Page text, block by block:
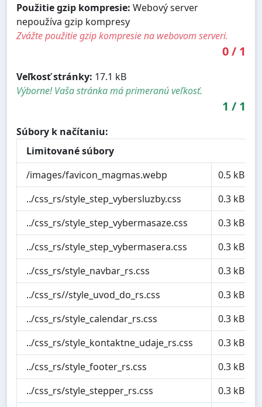
Použitie gzip kompresie: Webový server
nepoužíva gzip kompresy
Zvážte použitie gzip kompresie na webovom serveri.
0/ 1
Veľkosť stránky: 17.1 kB
Výborne! Vaša stránka má primeranú veľkosť.
1 / 1
Súbory k načítaniu:
Limitované súbory
/images/favicon_magmas.webp
0.5 kB
../css_rs/style_step_vybersluzby.css
0.3 kB
../css_rs/style_step_vybermasaze.css
0.3 kB
../css_rs/style_step_vybermasera.css
0.3 kB
../css_rs/style_navbar_rs.css
0.3 kB
../css_rs//style_uvod_do_rs.css
0.3 kB
../css_rs/style_calendar_rs.css
0.3 kB
../css_rs/style_kontaktne_udaje_rs.css
0.3 kB
../css_rs/style_footer_rs.css
0.3 kB
../css_rs/style_stepper_rs.css
0.3 kB